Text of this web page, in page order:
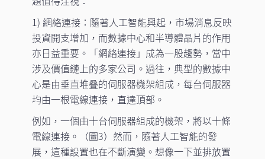
1) 網絡連接：隨著人工智能興起，市場消息反映
投資開支增加，而數據中心和半導體晶片的作用
亦日益重要。「網絡連接」成為一股趨勢，當中
涉及價值鏈上的多家公司。過往，典型的數據中
心是由垂直堆叠的伺服器機架組成，每台伺服器
均由一根電線連接，直達頂部。
例如，一個由十台伺服器組成的機架，將以十條
電線連接。（圖3）然而，隨著人工智能的發
展，這種設置也在不斷演變。想像一下並排放置